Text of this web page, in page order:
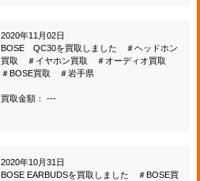
2020年11月02日
BOSE QC30を買取しました ＃ヘッドホン
買取 ＃イヤホン買取 ＃オーディオ買取
＃BOSE買取 ＃岩手県
買取金額： ---
2020年10月31日
BOSE EARBUDSを買取しました ＃BOSE買